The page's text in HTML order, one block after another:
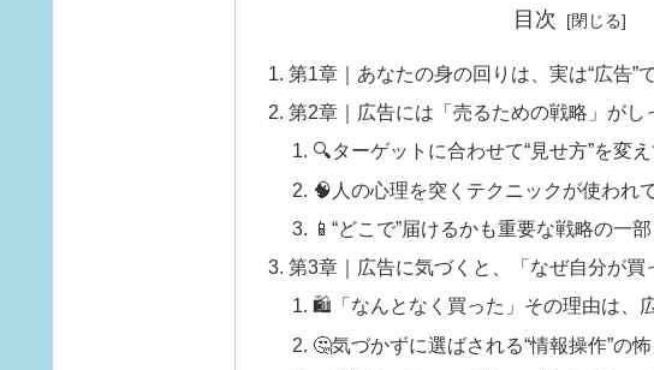
目次
第1章｜あなたの身の回りは、実は“広告”
第2章｜広告には「売るための戦略」がし
🔍ターゲットに合わせて“見せ方”を変
🧠人の心理を突くテクニックが使われ
📱“どこで”届けるかも重要な戦略の一部
第3章｜広告に気づくと、「なぜ自分が買
🛍「なんとなく買った」その理由は、
🤔気づかずに選ばされる“情報操作”の怖